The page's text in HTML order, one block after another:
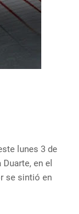
lunes 3 de
en el
se sintió en